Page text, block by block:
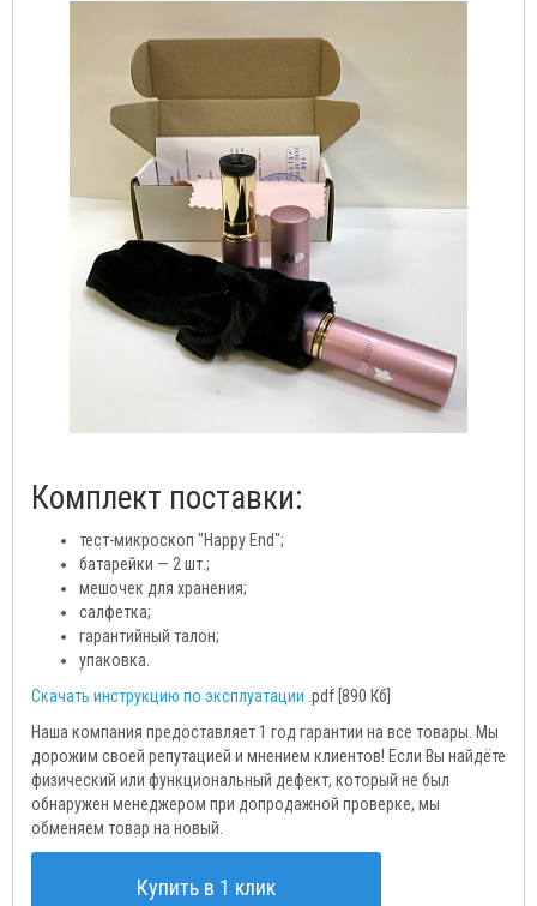
Комплект поставки:
тест-микроскоп "Happy End";
батарейки — 2 шт.;
мешочек для хранения;
салфетка;
гарантийный талон;
упаковка.
Скачать инструкцию по эксплуатации .pdf [890 Кб]
Наша компания предоставляет 1 год гарантии на все товары. Мы
дорожим своей репутацией и мнением клиентов! Если Вы найдёте
физический или функциональный дефект, который не был
обнаружен менеджером при допродажной проверке, мы
обменяем товар на новый.
Купить в 1 клик